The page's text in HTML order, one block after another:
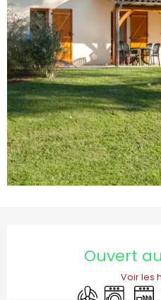
Ouvert
Voir les
Air conditionné
Lave linge